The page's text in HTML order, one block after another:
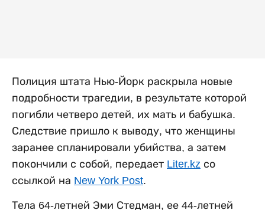
Полиция штата Нью-Йорк раскрыла новые
подробности трагедии, в результате которой
погибли четверо детей, их мать и бабушка.
Следствие пришло к выводу, что женщины
заранее спланировали убийства, а затем
покончили с собой, передает Liter.kz со
ссылкой на New York Post.
Тела 64-летней Эми Стедман, ее 44-летней